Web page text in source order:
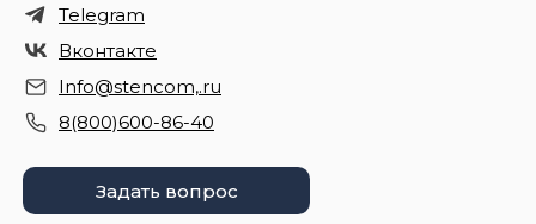
Telegram
Вконтакте
Info@stencom,.ru
8(800)600-86-40
Задать вопрос